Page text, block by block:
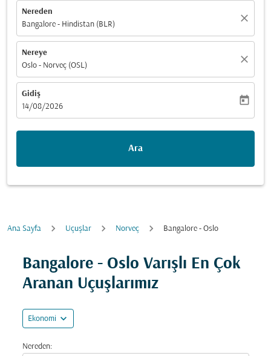
Nereden
Bangalore - Hindistan (BLR)
close
Nereye
Oslo - Norveç (OSL)
close
Gidiş
fc-booking-departure-date-aria-label
14/08/2026
today
Ara
Ana Sayfa Uçuşlar Norveç Bangalore - Oslo
Bangalore - Oslo Varışlı En Çok
Aranan Uçuşlarımız
Ekonomi expand_more
Nereden:
Fırsatları bulmak için rotanızı güncellemeyi deneyin